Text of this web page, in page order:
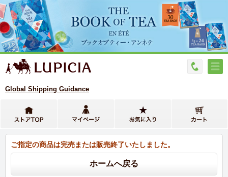
Global Shipping Guidance
ご指定の商品は完売または販売終了いたしました。